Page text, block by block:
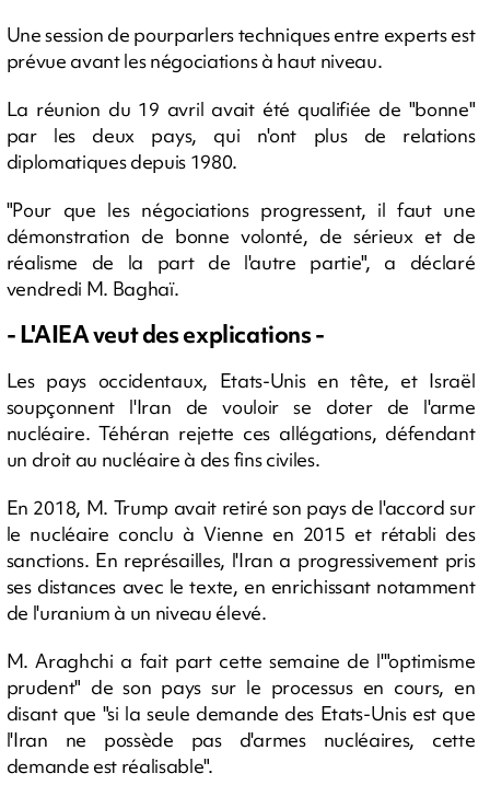
Une session de pourparlers techniques entre experts est
prévue avant les négociations à haut niveau.
La réunion du 19 avril avait été qualifiée de "bonne"
par les deux pays, qui n'ont plus de relations
diplomatiques depuis 1980.
"Pour que les négociations progressent, il faut une
démonstration de bonne volonté, de sérieux et de
réalisme de la part de l'autre partie", a déclaré
vendredi M. Baghaï.
- L'AIEA veut des explications -
Les pays occidentaux, Etats-Unis en tête, et Israël
soupçonnent l'Iran de vouloir se doter de l'arme
nucléaire. Téhéran rejette ces allégations, défendant
un droit au nucléaire à des fins civiles.
En 2018, M. Trump avait retiré son pays de l'accord sur
le nucléaire conclu à Vienne en 2015 et rétabli des
sanctions. En représailles, l'Iran a progressivement pris
ses distances avec le texte, en enrichissant notamment
de l'uranium à un niveau élevé.
M. Araghchi a fait part cette semaine de l'"optimisme
prudent" de son pays sur le processus en cours, en
disant que "si la seule demande des Etats-Unis est que
l'Iran ne possède pas d'armes nucléaires, cette
demande est réalisable".